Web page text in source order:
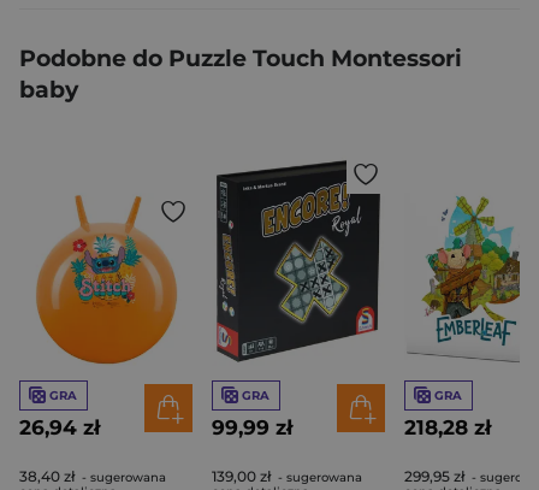
Podobne do Puzzle Touch Montessori
baby
GRA
26,94 zł
38,40 zł - sugerowana
GRA
99,99 zł
139,00 zł - sugerowana
GRA
218,28 zł
299,95 zł -